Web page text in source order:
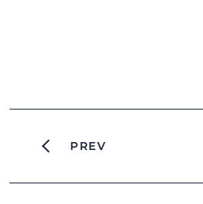
PREV